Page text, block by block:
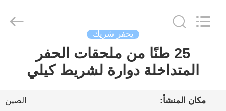
الصفحة
الرئيسية
منتجات
Sinovo
Heavy
يحفر شريك
25 طنًا من ملحقات الحفر
المتداخلة دوارة لشريط كيلي
مكان المنشأ: الصين